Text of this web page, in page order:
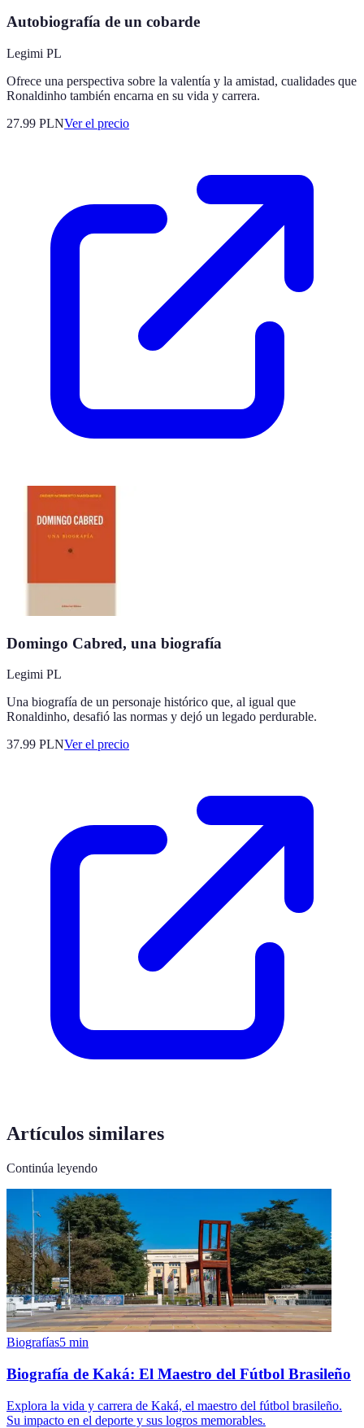
Autobiografía de un cobarde
Legimi PL
Ofrece una perspectiva sobre la valentía y la amistad, cualidades que
Ronaldinho también encarna en su vida y carrera.
27.99 PLNVer el precio
Domingo Cabred, una biografía
Legimi PL
Una biografía de un personaje histórico que, al igual que
Ronaldinho, desafió las normas y dejó un legado perdurable.
37.99 PLNVer el precio
Artículos similares
Continúa leyendo
Biografías5 min
Biografía de Kaká: El Maestro del Fútbol Brasileño
Explora la vida y carrera de Kaká, el maestro del fútbol brasileño.
Su impacto en el deporte y sus logros memorables.